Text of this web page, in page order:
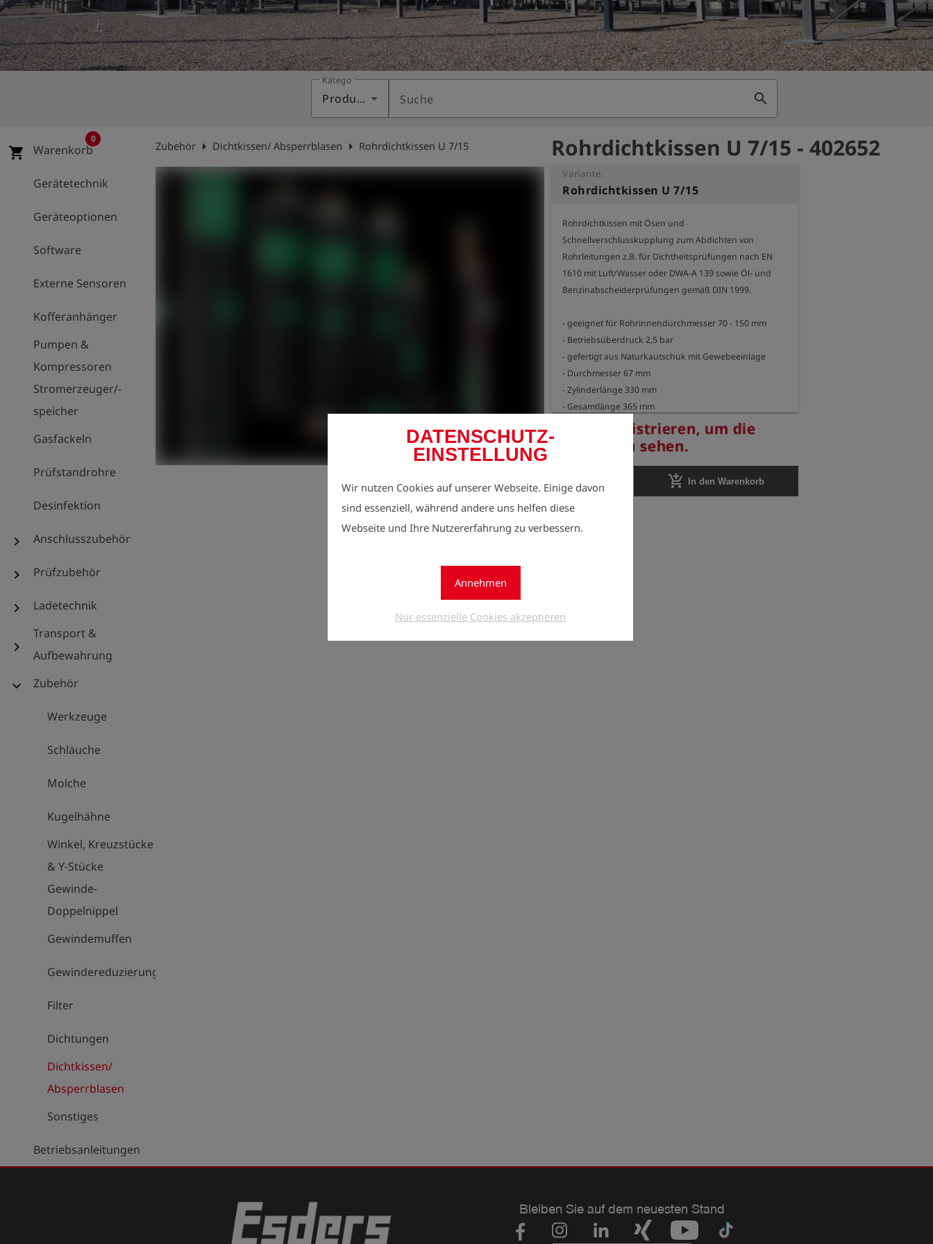
account_circle Anmelden
shieldRegistrierung
DATENSCHUTZ-
EINSTELLUNG
Wir nutzen Cookies auf unserer Webseite. Einige davon
sind essenziell, während andere uns helfen diese
Webseite und Ihre Nutzererfahrung zu verbessern.
Annehmen
Nur essenzielle Cookies akzeptieren
Kategorie
Produkte Suche search
shopping_cart Warenkorb
0
Gerätetechnik
Geräteoptionen
Software
Externe Sensoren
Kofferanhänger
Pumpen &
Kompressoren
Stromerzeuger/-
speicher
Gasfackeln
Prüfstandrohre
Desinfektion
chevron_right Anschlusszubehör
chevron_right Prüfzubehör
chevron_right Ladetechnik
chevron_right
Transport &
Aufbewahrung
expand_more Zubehör
Werkzeuge
Schläuche
Molche
Kugelhähne
Winkel, Kreuzstücke
& Y-Stücke
Gewinde-
Doppelnippel
Gewindemuffen
Gewindereduzierungen
Filter
Dichtungen
Dichtkissen/
Absperrblasen
Sonstiges
Betriebsanleitungen
Zubehör arrow_right Dichtkissen/ Absperrblasen arrow_right Rohrdichtkissen U 7/15 Rohrdichtkissen U 7/15 - 402652
Variante:
Rohrdichtkissen U 7/15
Rohrdichtkissen mit Ösen und
Schnellverschlusskupplung zum Abdichten von
Rohrleitungen z.B. für Dichtheitsprüfungen nach EN
1610 mit Luft/Wasser oder DWA-A 139 sowie Öl- und
Benzinabscheiderprüfungen gemäß DIN 1999.
- geeignet für Rohrinnendurchmesser 70 - 150 mm
- Betriebsüberdruck 2,5 bar
- gefertigt aus Naturkautschuk mit Gewebeeinlage
- Durchmesser 67 mm
- Zylinderlänge 330 mm
- Gesamtlänge 365 mm
Jetzt registrieren, um die
Preise zu sehen.
1 add_shopping_cart In den Warenkorb
Bleiben Sie auf dem neuesten Stand